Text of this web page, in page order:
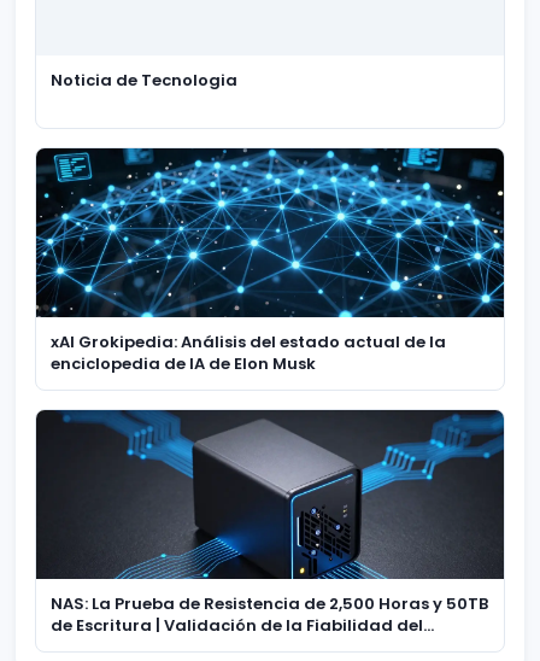
Noticia de Tecnologia
xAI Grokipedia: Análisis del estado actual de la
enciclopedia de IA de Elon Musk
NAS: La Prueba de Resistencia de 2,500 Horas y 50TB
de Escritura | Validación de la Fiabilidad del
Almacenamiento